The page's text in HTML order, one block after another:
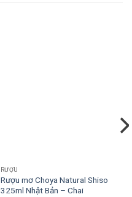
RƯỢU
Rượu mơ Choya Natural Shiso
325ml Nhật Bản – Chai